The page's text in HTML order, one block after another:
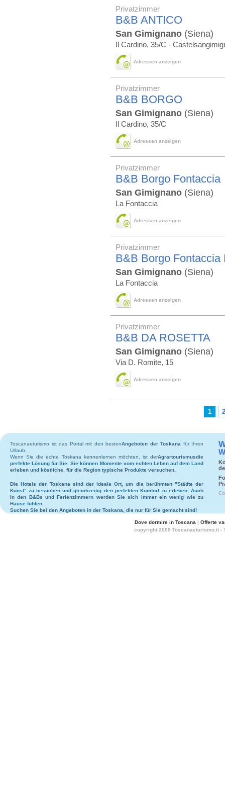
Privatzimmer
B&B ANTICO
San Gimignano (Siena)
Il Cardino, 35/C -
Adressen anzeigen
Privatzimmer
B&B BORGO
San Gimignano (Siena)
Il Cardino, 35/C
Adressen anzeigen
Privatzimmer
B&B Borgo Fontaccia
San Gimignano (Siena)
La Fontaccia
Adressen anzeigen
Privatzimmer
B&B Borgo Fontaccia
San Gimignano (Siena)
La Fontaccia
Adressen anzeigen
Privatzimmer
B&B DA ROSETTA
San Gimignano (Siena)
Via D. Romite, 15
Adressen anzeigen
1 2
Toscanaeturismo ist das Portal mit den bestenAngeboten der Toskana für Ihren
Urlaub.
Wenn Sie die echte Toskana kennenlernen möchten, ist derAgrartourismusdie
perfekte Lösung für Sie. Sie können Momente vom echten Leben auf dem Land
erleben und köstliche, für die Region typische Produkte versuchen.
DieHotels der Toskana sind der ideale Ort, um die berühmten "Städte der
Kunst" zu besuchen und gleichzeitig den perfekten Komfort zu erleben. Auch
in den B&Bs undFerienzimmern werden Sie sich immer ein wenig wie zu
Hause fühlen.
Suchen Sie bei den Angeboten in der Toskana , die nur für Sie gemacht sind!
Dove dormire in Toscana | Offerte
copyright 2009 Toscanaeturismo.it -